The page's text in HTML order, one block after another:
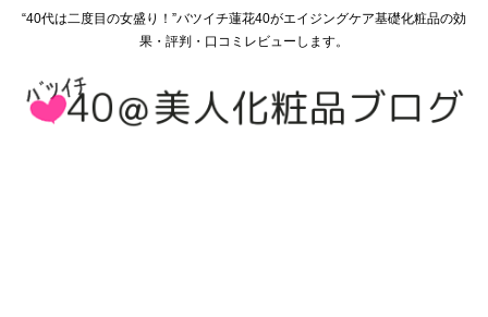
“40代は二度目の女盛り！”バツイチ蓮花40がエイジングケア基礎化粧品の効
果・評判・口コミレビューします。